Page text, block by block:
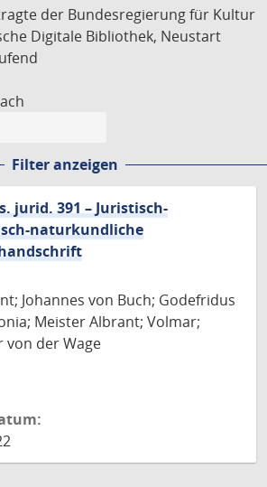
der Bundesregierung für Kultur
Digitale Bibliothek, Neustart
Filter anzeigen
jurid. 391 – Juristisch-
naturkundliche
Johannes von Buch; Godefridus
Meister Albrant; Volmar;
von der Wage